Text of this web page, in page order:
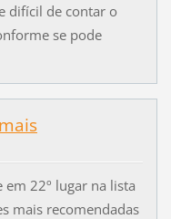
difícil de contar o
se pode
em 22º lugar na lista
mais recomendadas